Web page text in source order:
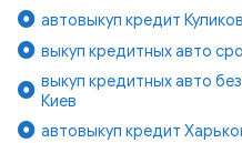
автовыкуп кредит
выкуп кредитных авто
выкуп кредитных авто
Киев
автовыкуп кредит